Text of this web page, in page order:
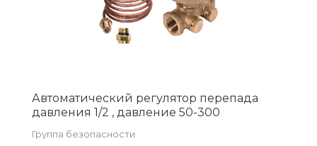
Автоматический регулятор перепада
давления 1/2 , давление 50-300
Группа безопасности